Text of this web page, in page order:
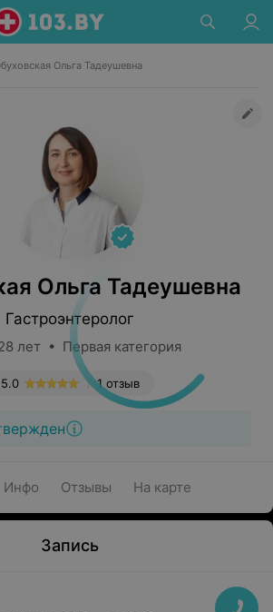
Ольга Тадеушевна
Ольга Тадеушевна
Гастроэнтеролог
лет • Первая категория
1 отзыв
5.0
Инфо Отзывы На карте
Запись